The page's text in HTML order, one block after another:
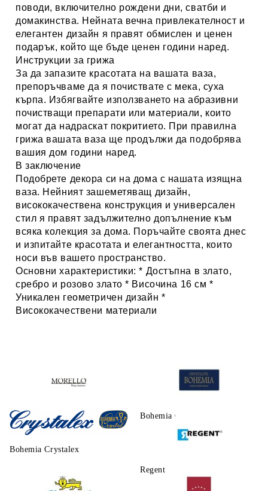
поводи, включително рождени дни, сватби и
домакинства. Нейната вечна привлекателност и
елегантен дизайн я правят обмислен и ценен
подарък, който ще бъде ценен години наред.
Инструкции за грижа
За да запазите красотата на вашата ваза,
препоръчваме да я почиствате с мека, суха
кърпа. Избягвайте използването на абразивни
почистващи препарати или материали, които
могат да надраскат покритието. При правилна
грижа вашата ваза ще продължи да подобрява
вашия дом години наред.
В заключение
Подобрете декора си на дома с нашата изящна
ваза. Нейният зашеметяващ дизайн,
висококачествена конструкция и универсален
стил я правят задължително допълнение към
всяка колекция за дома. Поръчайте своята днес
и изпитайте красотата и елегантността, които
носи във вашето пространство.
Основни характеристики: * Достъпна в злато,
сребро и розово злато * Височина 16 см *
Уникален геометричен дизайн *
Висококачествени материали
Morello Bohemia Crystalite
Bohemia Crystalex
Regent